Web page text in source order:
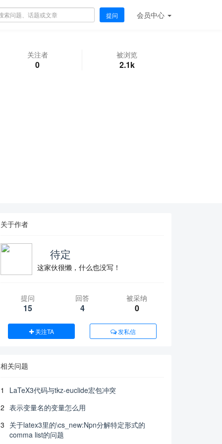
提问 会员中心
关注者
0
被浏览
2.1k
关于作者
⁡⁢ 待定
这家伙很懒，什么也没写！
提问
15
回答
4
被采纳
0
关注TA 发私信
相关问题
1
LaTeX3代码与tkz-euclide宏包冲突
2 表示变量名的变量怎么用
3 关于latex3里的\cs_new:Npn分解特定形式的
comma list的问题